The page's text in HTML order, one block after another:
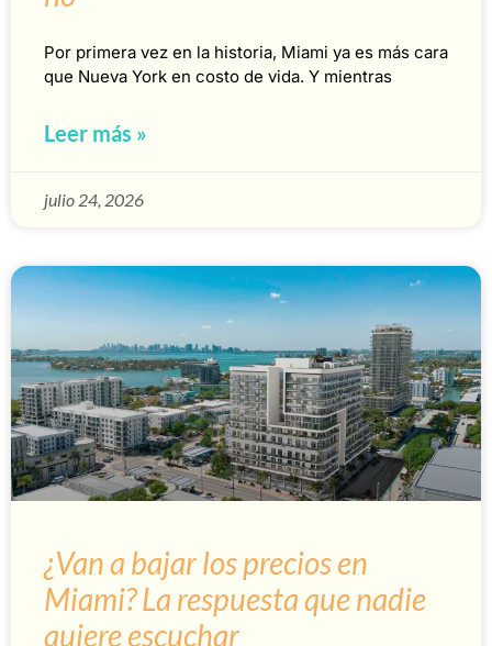
Por primera vez en la historia, Miami ya es más cara
que Nueva York en costo de vida. Y mientras
Leer más »
julio 24, 2026
¿Van a bajar los precios en
Miami? La respuesta que nadie
quiere escuchar